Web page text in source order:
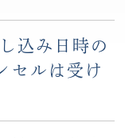
込み日時の
セルは受け